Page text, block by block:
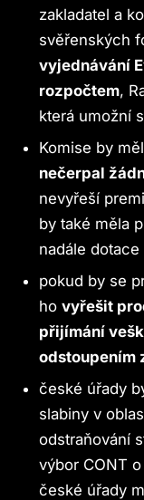
zakladatel a
svěřenských
vyjednávání
rozpočtem,
která umožní
Komise by
nečerpal
nevyřeší
by také měla
nadále
pokud by se
ho vyřešit
přijímání
odstoupením
české úřady
slabiny v
odstraňování
výbor CONT
české úřady